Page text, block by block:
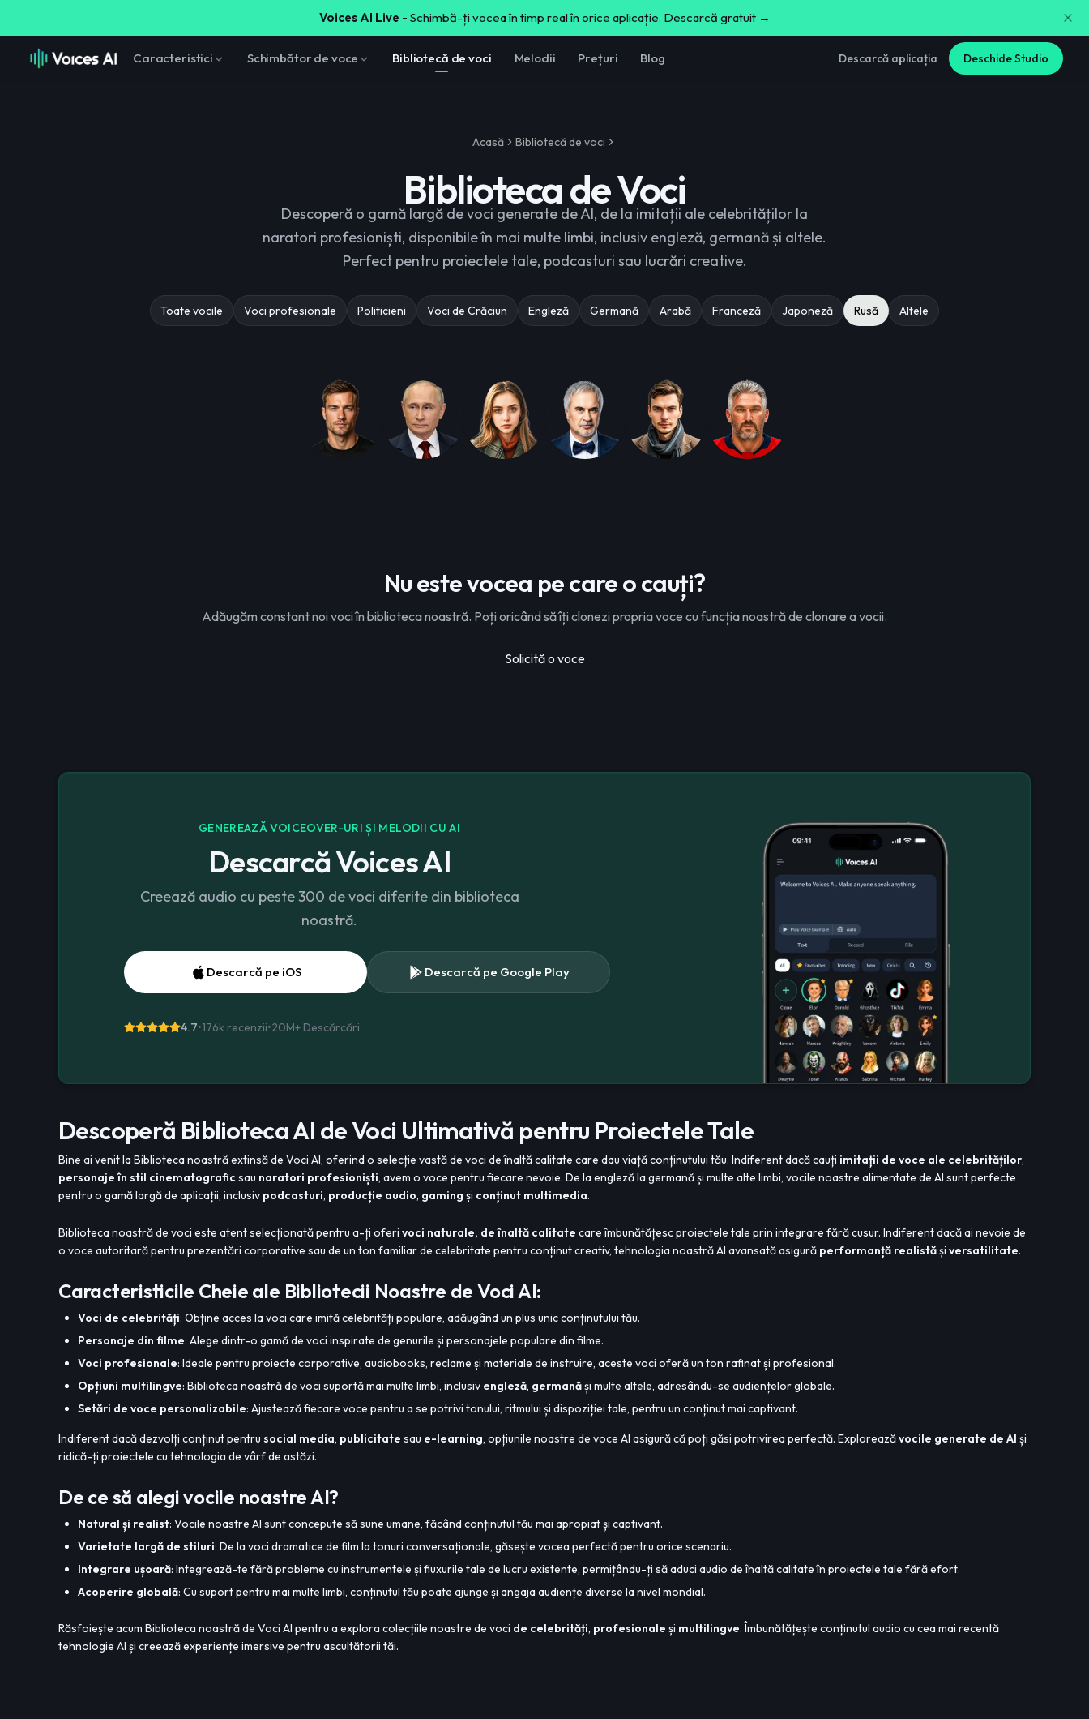
Voices AI Live - Schimbă-ți vocea în timp real în orice aplicație. Descarcă gratuit →
Caracteristici Schimbător de voce Bibliotecă de voci Melodii Prețuri Blog Descarcă aplicația Deschide Studio
Acasă Bibliotecă de voci
Biblioteca de Voci
Descoperă o gamă largă de voci generate de AI, de la imitații ale celebrităților la
naratori profesioniști, disponibile în mai multe limbi, inclusiv engleză, germană și altele.
Perfect pentru proiectele tale, podcasturi sau lucrări creative.
Toate vocile Voci profesionale Politicieni Voci de Crăciun Engleză Germană Arabă Franceză Japoneză Rusă Altele
Nu este vocea pe care o cauți?
Adăugăm constant noi voci în biblioteca noastră. Poți oricând să îți clonezi propria voce cu funcția noastră de clonare a vocii.
Solicită o voce
GENEREAZĂ VOICEOVER-URI ȘI MELODII CU AI
Descarcă Voices AI
Creează audio cu peste 300 de voci diferite din biblioteca
noastră.
Descarcă pe iOS Descarcă pe Google Play
4.7•176k recenzii•20M+ Descărcări
Descoperă Biblioteca AI de Voci Ultimativă pentru Proiectele Tale
Bine ai venit la Biblioteca noastră extinsă de Voci AI, oferind o selecție vastă de voci de înaltă calitate care dau viață conținutului tău. Indiferent dacă cauți imitații de voce ale celebrităților,
personaje în stil cinematografic sau naratori profesioniști, avem o voce pentru fiecare nevoie. De la engleză la germană și multe alte limbi, vocile noastre alimentate de AI sunt perfecte
pentru o gamă largă de aplicații, inclusiv podcasturi, producție audio, gaming și conținut multimedia.
Biblioteca noastră de voci este atent selecționată pentru a-ți oferi voci naturale, de înaltă calitate care îmbunătățesc proiectele tale prin integrare fără cusur. Indiferent dacă ai nevoie de
o voce autoritară pentru prezentări corporative sau de un ton familiar de celebritate pentru conținut creativ, tehnologia noastră AI avansată asigură performanță realistăși versatilitate.
Caracteristicile Cheie ale Bibliotecii Noastre de Voci AI:
Voci de celebrități: Obține acces la voci care imită celebrități populare, adăugând un plus unic conținutului tău.
Personaje din filme: Alege dintr-o gamă de voci inspirate de genurile și personajele populare din filme.
Voci profesionale: Ideale pentru proiecte corporative, audiobooks, reclame și materiale de instruire, aceste voci oferă un ton rafinat și profesional.
Opțiuni multilingve: Biblioteca noastră de voci suportă mai multe limbi, inclusiv engleză, germanăși multe altele, adresându-se audiențelor globale.
Setări de voce personalizabile: Ajustează fiecare voce pentru a se potrivi tonului, ritmului și dispoziției tale, pentru un conținut mai captivant.
Indiferent dacă dezvolți conținut pentru social media, publicitate sau e-learning, opțiunile noastre de voce AI asigură că poți găsi potrivirea perfectă. Exploreazăvocile generate de AI și
ridică-ți proiectele cu tehnologia de vârf de astăzi.
De ce să alegi vocile noastre AI?
Natural și realist: Vocile noastre AI sunt concepute să sune umane, făcând conținutul tău mai apropiat și captivant.
Varietate largă de stiluri: De la voci dramatice de film la tonuri conversaționale, găsește vocea perfectă pentru orice scenariu.
Integrare ușoară: Integrează-te fără probleme cu instrumentele și fluxurile tale de lucru existente, permițându-ți să aduci audio de înaltă calitate în proiectele tale fără efort.
Acoperire globală: Cu suport pentru mai multe limbi, conținutul tău poate ajunge și angaja audiențe diverse la nivel mondial.
Răsfoiește acum Biblioteca noastră de Voci AI pentru a explora colecțiile noastre de voci de celebrități, profesionale și multilingve. Îmbunătățește conținutul audio cu cea mai recentă
tehnologie AI și creează experiențe imersive pentru ascultătorii tăi.